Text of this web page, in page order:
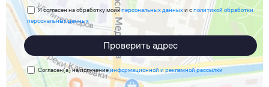
Я согласен на обработку моихперсональных данныхи сполитикой обработки
персональных данных
Проверить адрес
Согласен(а) на получениеинформационной и рекламной рассылки